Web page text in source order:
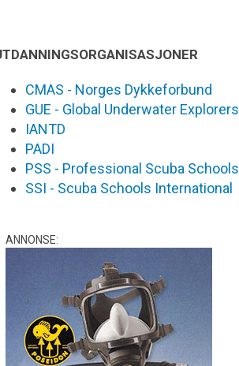
CMAS - Norges Dykkeforbund
GUE - Global Underwater Explorers
IANTD
PADI
PSS - Professional Scuba Schools
SSI - Scuba Schools International
ANNONSE: